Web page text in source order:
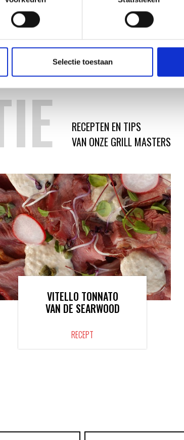
Selectie toestaan
Meer informatie
RECEPTEN EN TIPS
VAN ONZE GRILL MASTERS
VITELLO TONNATO
VAN DE SEARWOOD
RECEPT